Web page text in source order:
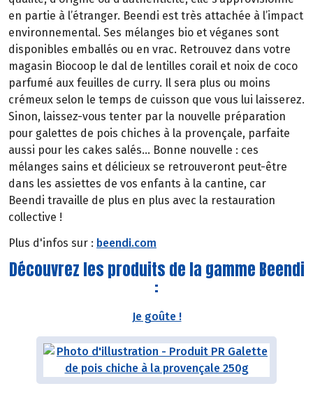
en partie à l’étranger. Beendi est très attachée à l’impact
environnemental. Ses mélanges bio et véganes sont
disponibles emballés ou en vrac. Retrouvez dans votre
magasin Biocoop le dal de lentilles corail et noix de coco
parfumé aux feuilles de curry. Il sera plus ou moins
crémeux selon le temps de cuisson que vous lui laisserez.
Sinon, laissez-vous tenter par la nouvelle préparation
pour galettes de pois chiches à la provençale, parfaite
aussi pour les cakes salés… Bonne nouvelle : ces
mélanges sains et délicieux se retrouveront peut-être
dans les assiettes de vos enfants à la cantine, car
Beendi travaille de plus en plus avec la restauration
collective !
Plus d'infos sur : beendi.com
Découvrez les produits de la gamme Beendi
:
Je goûte !